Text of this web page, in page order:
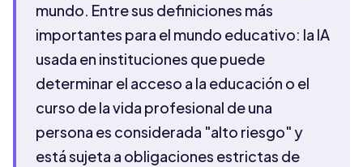
mundo. Entre sus definiciones más
importantes para el mundo educativo: la IA
usada en instituciones que puede
determinar el acceso a la educación o el
curso de la vida profesional de una
persona es considerada "alto riesgo" y
está sujeta a obligaciones estrictas de